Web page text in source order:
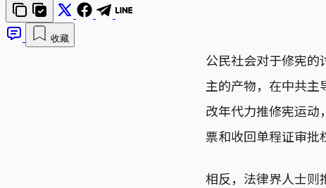
收藏
公民社会对于修宪的
主的产物，在中共主
改年代力推修宪运
票和收回单程证审批
相反，法律界人士则